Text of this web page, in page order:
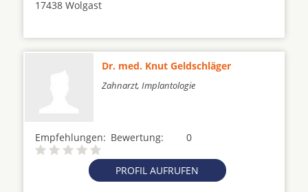
17438 Wolgast
Dr. med. Knut Geldschläger
Zahnarzt, Implantologie
Empfehlungen: 0
Bewertung:
PROFIL AUFRUFEN